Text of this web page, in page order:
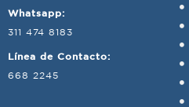
Whatsapp:
311 474 8183
Línea de Contacto:
668 2245